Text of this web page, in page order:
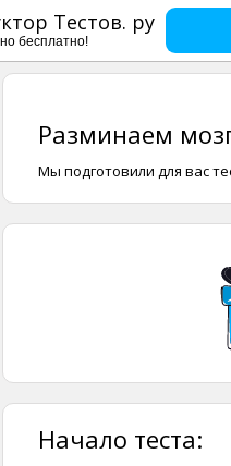
Тестов. ру
бесплатно!
Разминаем
Мы подготовили для вас
Начало теста: